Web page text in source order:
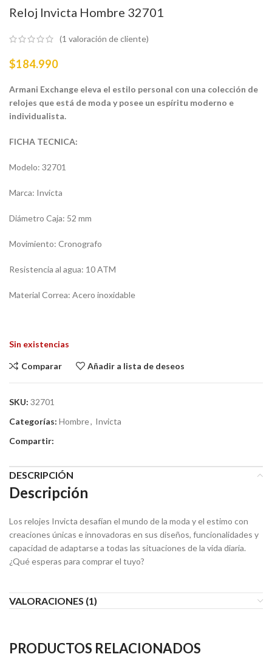
Reloj Invicta Hombre 32701
(1 valoración de cliente)
$184.990
Armani Exchange eleva el estilo personal con una colección de
relojes que está de moda y posee un espíritu moderno e
individualista.
FICHA TECNICA:
Modelo: 32701
Marca: Invicta
Diámetro Caja: 52 mm
Movimiento: Cronografo
Resistencia al agua: 10 ATM
Material Correa: Acero inoxidable
Sin existencias
Comparar Añadir a lista de deseos
SKU: 32701
Categorías: Hombre, Invicta
Compartir:
DESCRIPCIÓN
Descripción
Los relojes Invicta desafían el mundo de la moda y el estimo con
creaciones únicas e innovadoras en sus diseños, funcionalidades y
capacidad de adaptarse a todas las situaciones de la vida diaria.
¿Qué esperas para comprar el tuyo?
VALORACIONES (1)
PRODUCTOS RELACIONADOS